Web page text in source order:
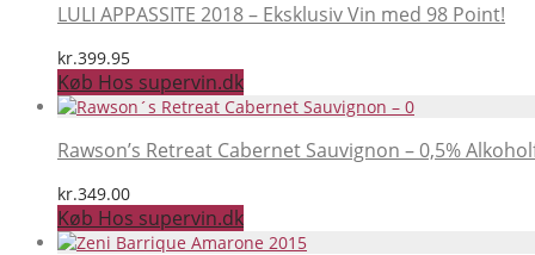
LULI APPASSITE 2018 – Eksklusiv Vin med 98 Point!
kr.399.95
Køb Hos supervin.dk
Rawson’s Retreat Cabernet Sauvignon – 0,5%
kr.349.00
Køb Hos supervin.dk